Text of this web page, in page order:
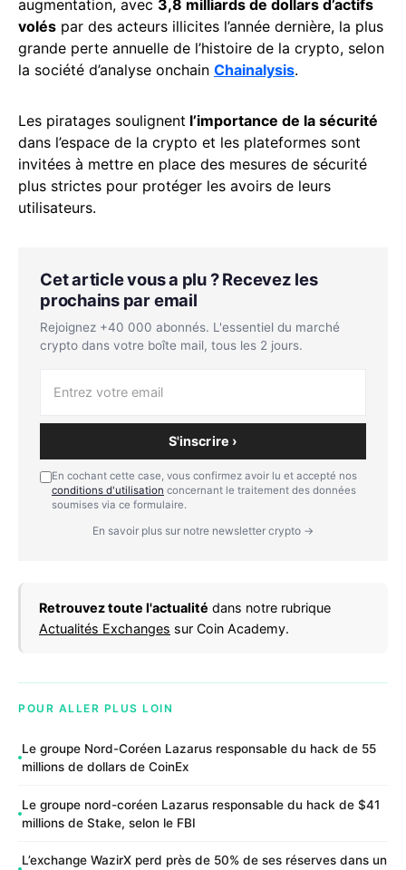
augmentation, avec 3,8 milliards de dollars d’actifs
volés par des acteurs illicites l’année dernière, la plus
grande perte annuelle de l’histoire de la crypto, selon
la société d’analyse onchain Chainalysis.
Les piratages soulignent l’importance de la sécurité
dans l’espace de la crypto et les plateformes sont
invitées à mettre en place des mesures de sécurité
plus strictes pour protéger les avoirs de leurs
utilisateurs.
Cet article vous a plu ? Recevez les
prochains par email
Rejoignez +40 000 abonnés. L'essentiel du marché
crypto dans votre boîte mail, tous les 2 jours.
S'inscrire ›
En cochant cette case, vous confirmez avoir lu et accepté nos
conditions d'utilisation concernant le traitement des données
soumises via ce formulaire.
En savoir plus sur notre newsletter crypto →
Retrouvez toute l'actualité dans notre rubrique
Actualités Exchanges sur Coin Academy.
POUR ALLER PLUS LOIN
Le groupe Nord-Coréen Lazarus responsable du hack de 55
millions de dollars de CoinEx
Le groupe nord-coréen Lazarus responsable du hack de $41
millions de Stake, selon le FBI
L’exchange WazirX perd près de 50% de ses réserves dans un